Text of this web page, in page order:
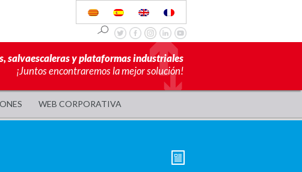
salvaescaleras y plataformas industriales
¡Juntos encontraremos la mejor solución!
WEB CORPORATIVA